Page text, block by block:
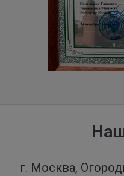
г. Москва,